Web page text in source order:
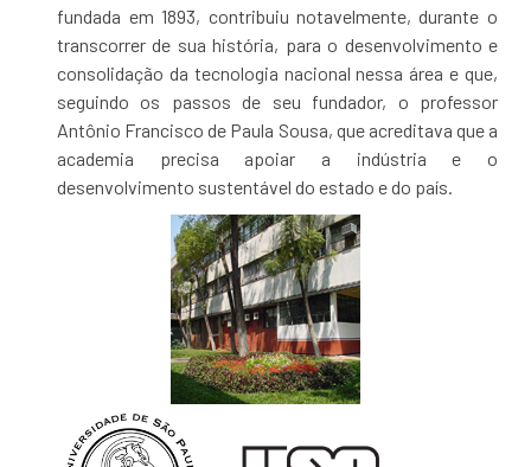
fundada em 1893, contribuiu notavelmente, durante o
transcorrer de sua história, para o desenvolvimento e
consolidação da tecnologia nacional nessa área e que,
seguindo os passos de seu fundador, o professor
Antônio Francisco de Paula Sousa, que acreditava que a
academia precisa apoiar a indústria e o
desenvolvimento sustentável do estado e do país.